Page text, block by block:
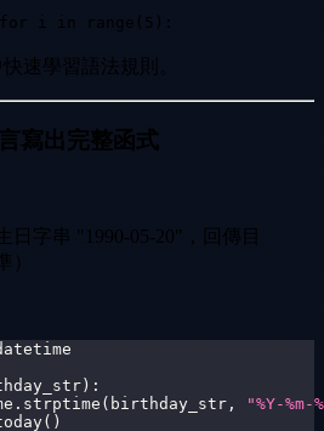
for i in range(5):
速學習語法規則。
寫出完整函式
日字串 "1990-05-20"，回傳目
）
) :
. strptime ( birthday_str ,
"%Y-%m-
( )